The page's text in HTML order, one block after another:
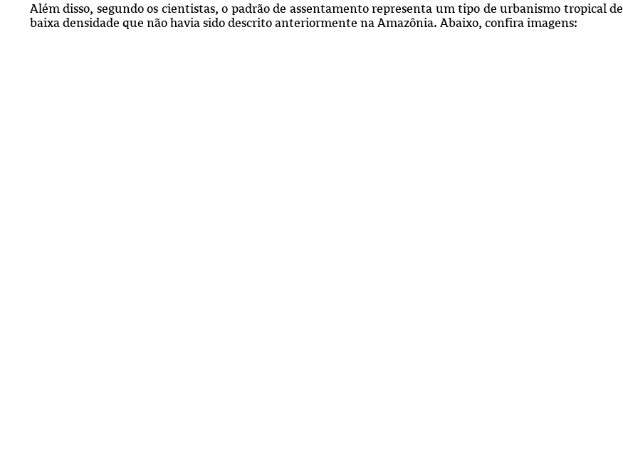
Além disso, segundo os cientistas, o padrão de assentamento representa um tipo de urbanismo tropical de
baixa densidade que não havia sido descrito anteriormente na Amazônia. Abaixo, confira imagens: